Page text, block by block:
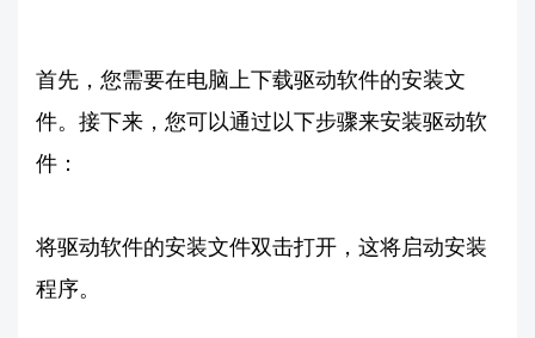
首先，您需要在电脑上下载驱动软件的安装文
件。接下来，您可以通过以下步骤来安装驱动软
件：
将驱动软件的安装文件双击打开，这将启动安装
程序。